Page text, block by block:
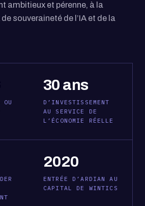
ambitieux et pérenne, à la
souveraineté de l’IA et de la
OU
30 ans
D’INVESTISSEMENT
AU SERVICE DE
L’ÉCONOMIE RÉELLE
2020
ENTRÉE D’ARDIAN AU
CAPITAL DE WINTICS